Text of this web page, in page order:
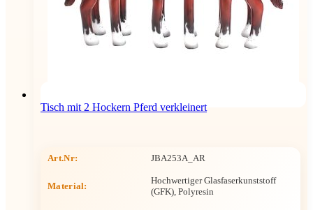
Tisch mit 2 Hockern Pferd verkleinert
Art.Nr: JBA253A_AR
Material:
Hochwertiger Glasfaserkunststoff
(GFK), Polyresin